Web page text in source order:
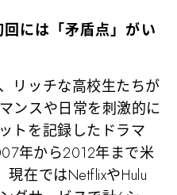
回には「矛盾点」がい
リッチな高校生たちが
ンスや日常を刺激的に
トを記録したドラマ
年から2012年まで米
在ではNetflixやHulu